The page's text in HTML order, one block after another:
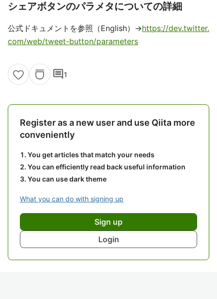
シェアボタンのパラメタについての詳細
公式ドキュメントを参照（English）→https://dev.twitter.
com/web/tweet-button/parameters
comment1
Register as a new user and use Qiita more
conveniently
You get articles that match your needs
You can efficiently read back useful information
You can use dark theme
What you can do with signing up
Sign up
Login